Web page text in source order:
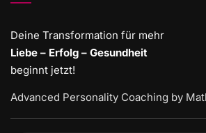
Deine Transformation für mehr
Liebe – Erfolg – Gesundheit
beginnt jetzt!
Advanced Personality Coaching by